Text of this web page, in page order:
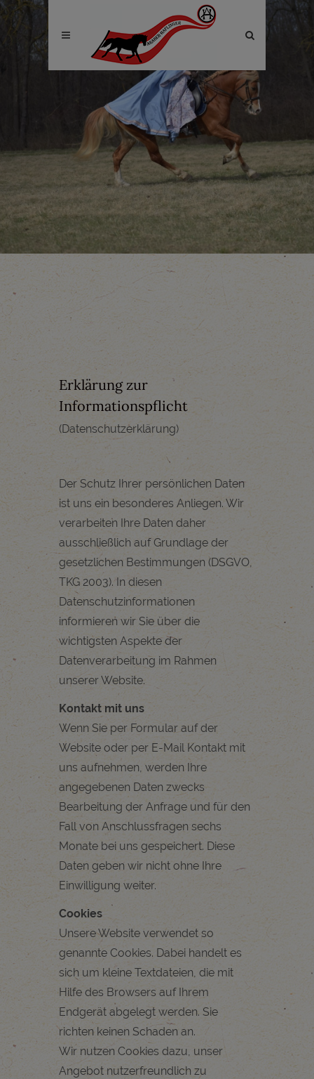
Site
Erklärung zur
Informationspflicht
(Datenschutzerklärung)
Der Schutz Ihrer persönlichen Daten
ist uns ein besonderes Anliegen. Wir
verarbeiten Ihre Daten daher
ausschließlich auf Grundlage der
gesetzlichen Bestimmungen (DSGVO,
TKG 2003). In diesen
Datenschutzinformationen
informieren wir Sie über die
wichtigsten Aspekte der
Datenverarbeitung im Rahmen
unserer Website.
Kontakt mit uns
Wenn Sie per Formular auf der
Website oder per E-Mail Kontakt mit
uns aufnehmen, werden Ihre
angegebenen Daten zwecks
Bearbeitung der Anfrage und für den
Fall von Anschlussfragen sechs
Monate bei uns gespeichert. Diese
Daten geben wir nicht ohne Ihre
Einwilligung weiter.
Cookies
Unsere Website verwendet so
genannte Cookies. Dabei handelt es
sich um kleine Textdateien, die mit
Hilfe des Browsers auf Ihrem
Endgerät abgelegt werden. Sie
richten keinen Schaden an.
Wir nutzen Cookies dazu, unser
Angebot nutzerfreundlich zu